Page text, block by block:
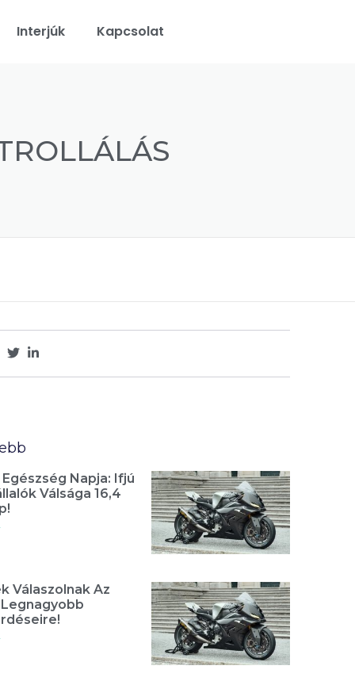
Interjúk Kapcsolat
Napja: Ifjú
Válsága 16,4
Válaszolnak Az